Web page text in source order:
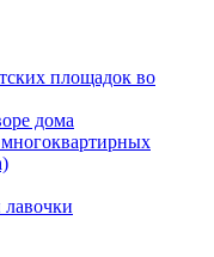
площадок во
дома